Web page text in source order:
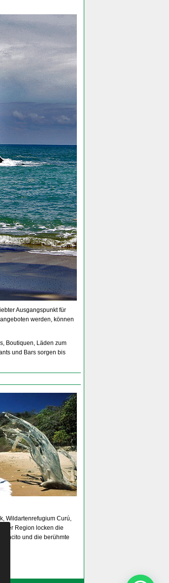
Ausgangspunkt für
werden, können
Boutiquen, Läden zum
und Bars sorgen bis
Wildartenrefugium Curú,
Region locken die
und die berühmte